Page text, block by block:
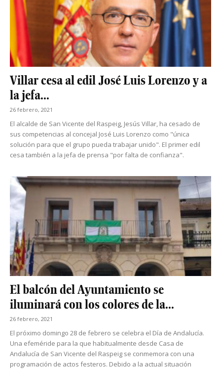
Villar cesa al edil José Luis Lorenzo y a
la jefa...
26 febrero, 2021
El alcalde de San Vicente del Raspeig, Jesús Villar, ha cesado de
sus competencias al concejal José Luis Lorenzo como "única
solución para que el grupo pueda trabajar unido". El primer edil
cesa también a la jefa de prensa "por falta de confianza".
El balcón del Ayuntamiento se
iluminará con los colores de la...
26 febrero, 2021
El próximo domingo 28 de febrero se celebra el Día de Andalucía.
Una efeméride para la que habitualmente desde Casa de
Andalucía de San Vicente del Raspeig se conmemora con una
programación de actos festeros. Debido a la actual situación